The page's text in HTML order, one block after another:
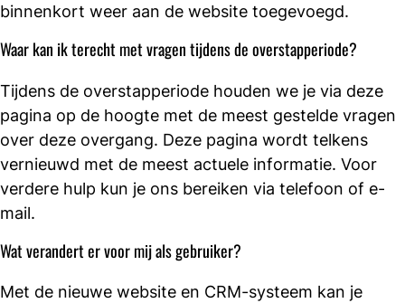
binnenkort weer aan de website toegevoegd.
Waar kan ik terecht met vragen tijdens de overstapperiode?
Tijdens de overstapperiode houden we je via deze
pagina op de hoogte met de meest gestelde vragen
over deze overgang. Deze pagina wordt telkens
vernieuwd met de meest actuele informatie. Voor
verdere hulp kun je ons bereiken via telefoon of e-
mail.
Wat verandert er voor mij als gebruiker?
Met de nieuwe website en CRM-systeem kan je